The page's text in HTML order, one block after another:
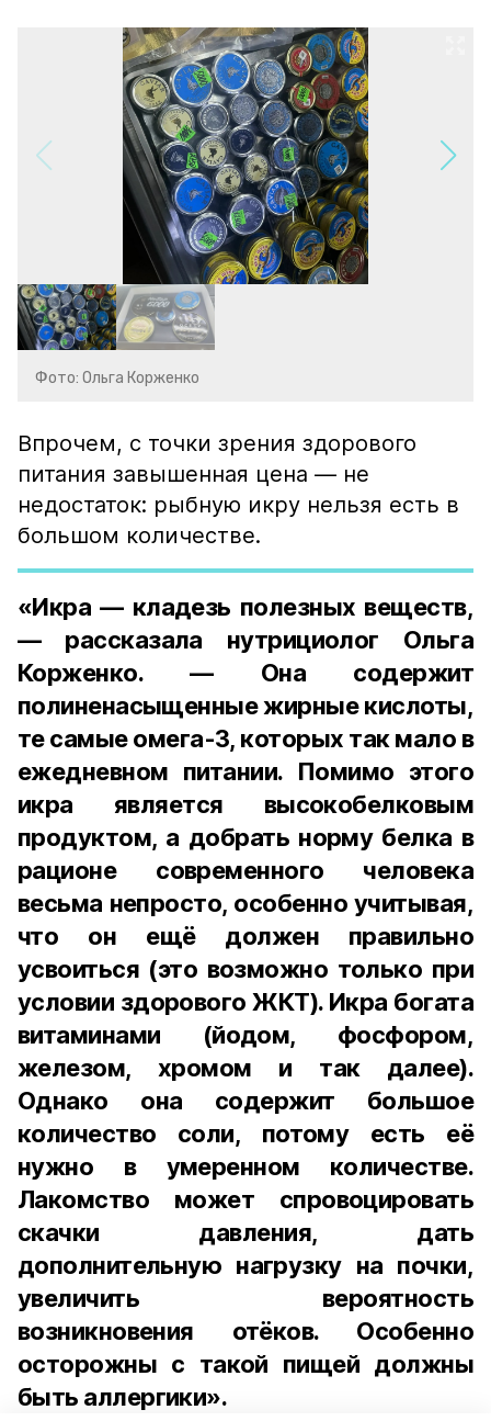
Фото: Ольга Корженко
Впрочем, с точки зрения здорового
питания завышенная цена — не
недостаток: рыбную икру нельзя есть в
большом количестве.
«Икра — кладезь полезных веществ,
— рассказала нутрициолог Ольга
Корженко. — Она содержит
полиненасыщенные жирные кислоты,
те самые омега-3, которых так мало в
ежедневном питании. Помимо этого
икра является высокобелковым
продуктом, а добрать норму белка в
рационе современного человека
весьма непросто, особенно учитывая,
что он ещё должен правильно
усвоиться (это возможно только при
условии здорового ЖКТ). Икра богата
витаминами (йодом, фосфором,
железом, хромом и так далее).
Однако она содержит большое
количество соли, потому есть её
нужно в умеренном количестве.
Лакомство может спровоцировать
скачки давления, дать
дополнительную нагрузку на почки,
увеличить вероятность
возникновения отёков. Особенно
осторожны с такой пищей должны
быть аллергики».